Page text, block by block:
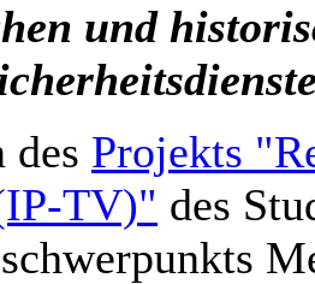
und
des Projekts
TV)" des